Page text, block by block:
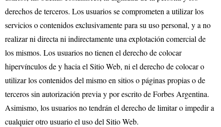
derechos de terceros. Los usuarios se comprometen a utilizar los
servicios o contenidos exclusivamente para su uso personal, y a no
realizar ni directa ni indirectamente una explotación comercial de
los mismos. Los usuarios no tienen el derecho de colocar
hipervínculos de y hacia el Sitio Web, ni el derecho de colocar o
utilizar los contenidos del mismo en sitios o páginas propias o de
terceros sin autorización previa y por escrito de Forbes Argentina.
Asimismo, los usuarios no tendrán el derecho de limitar o impedir a
cualquier otro usuario el uso del Sitio Web.